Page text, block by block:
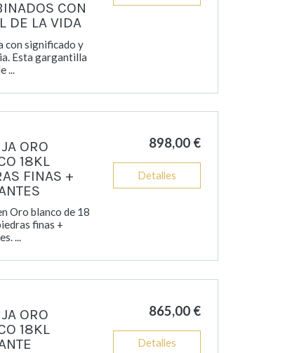
CON
DE LA VIDA
con significado y
Esta gargantilla
...
ORO
18KL
FINAS +
Oro blanco de 18
finas +
...
898,00 €
Detalles
ORO
18KL
865,00 €
Detalles